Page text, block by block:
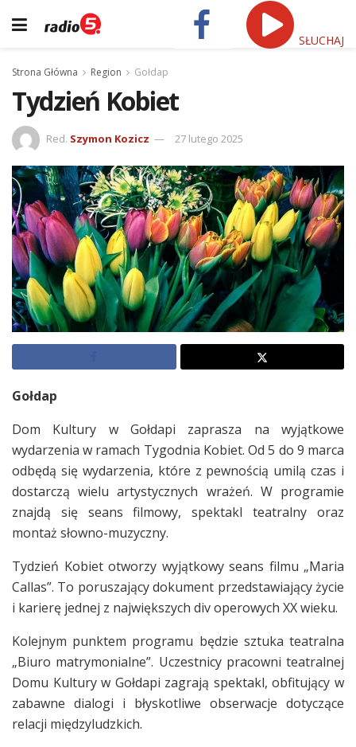
SŁUCHAJ
Strona Główna Region Gołdap
Tydzień Kobiet
Red. Szymon Kozicz 27 lutego 2025
Gołdap
Dom Kultury w Gołdapi zaprasza na wyjątkowe
wydarzenia w ramach Tygodnia Kobiet. Od 5 do 9 marca
odbędą się wydarzenia, które z pewnością umilą czas i
dostarczą wielu artystycznych wrażeń. W programie
znajdą się seans filmowy, spektakl teatralny oraz
montaż słowno-muzyczny.
Tydzień Kobiet otworzy wyjątkowy seans filmu „Maria
Callas”. To poruszający dokument przedstawiający życie
i karierę jednej z największych div operowych XX wieku.
Kolejnym punktem programu będzie sztuka teatralna
„Biuro matrymonialne”. Uczestnicy pracowni teatralnej
Domu Kultury w Gołdapi zagrają spektakl, obfitujący w
zabawne dialogi i błyskotliwe obserwacje dotyczące
relacji międzyludzkich.